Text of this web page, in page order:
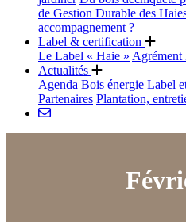
de Gestion Durable des
accompagnement ?
Label & certification
Le Label « Haie »
Actualités
Agenda Bois énergie Label
Partenaires Plantation,